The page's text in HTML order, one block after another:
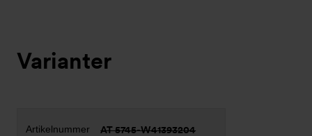
Varianter
AT 5745-W41393204